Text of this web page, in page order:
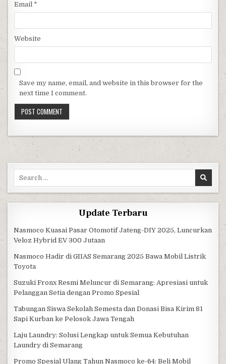
Email *
Website
Save my name, email, and website in this browser for the
next time I comment.
Update Terbaru
Nasmoco Kuasai Pasar Otomotif Jateng-DIY 2025, Luncurkan
Veloz Hybrid EV 300 Jutaan
Nasmoco Hadir di GIIAS Semarang 2025 Bawa Mobil Listrik
Toyota
Suzuki Fronx Resmi Meluncur di Semarang: Apresiasi untuk
Pelanggan Setia dengan Promo Spesial
Tabungan Siswa Sekolah Semesta dan Donasi Bisa Kirim 81
Sapi Kurban ke Pelosok Jawa Tengah
Laju Laundry: Solusi Lengkap untuk Semua Kebutuhan
Laundry di Semarang
Promo Spesial Ulang Tahun Nasmoco ke-64: Beli Mobil